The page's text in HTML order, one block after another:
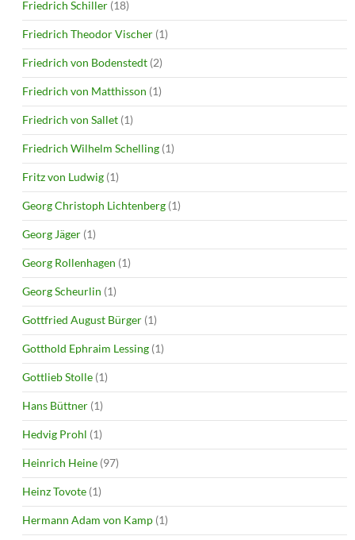
Friedrich Schiller (18)
Friedrich Theodor Vischer (1)
Friedrich von Bodenstedt (2)
Friedrich von Matthisson (1)
Friedrich von Sallet (1)
Friedrich Wilhelm Schelling (1)
Fritz von Ludwig (1)
Georg Christoph Lichtenberg (1)
Georg Jäger (1)
Georg Rollenhagen (1)
Georg Scheurlin (1)
Gottfried August Bürger (1)
Gotthold Ephraim Lessing (1)
Gottlieb Stolle (1)
Hans Büttner (1)
Hedvig Prohl (1)
Heinrich Heine (97)
Heinz Tovote (1)
Hermann Adam von Kamp (1)